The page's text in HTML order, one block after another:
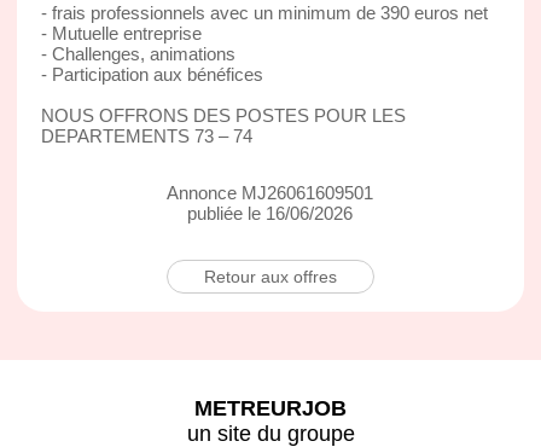
- frais professionnels avec un minimum de 390 euros net
- Mutuelle entreprise
- Challenges, animations
- Participation aux bénéfices
NOUS OFFRONS DES POSTES POUR LES
DEPARTEMENTS 73 – 74
Annonce MJ26061609501
publiée le 16/06/2026
Retour aux offres
METREURJOB
un site du groupe